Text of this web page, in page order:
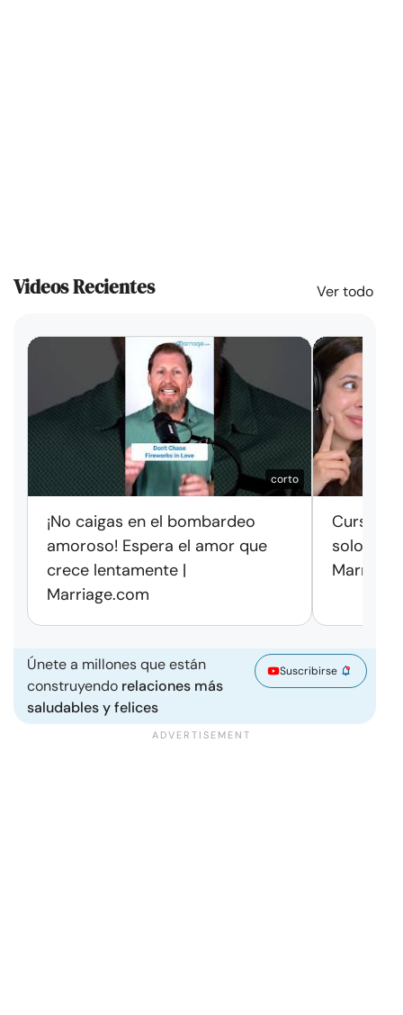
Videos Recientes Ver todo
corto
¡No caigas en el bombardeo
amoroso! Espera el amor que
crece lentamente |
Marriage.com
Cursos
solo
Únete a millones que están
construyendo relaciones más
saludables y felices
Suscribirse